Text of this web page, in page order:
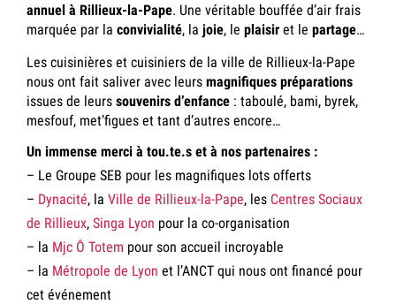
annuel à Rillieux-la-Pape. Une véritable bouffée d’air frais
marquée par la convivialité, la joie, le plaisir et le partage…
Les cuisinières et cuisiniers de la ville de Rillieux-la-Pape
nous ont fait saliver avec leurs magnifiques préparations
issues de leurs souvenirs d’enfance : taboulé, bami, byrek,
mesfouf, met’figues et tant d’autres encore…
Un immense merci à tou.te.s et à nos partenaires :
– Le Groupe SEB pour les magnifiques lots offerts
– Dynacité, la Ville de Rillieux-la-Pape, les Centres Sociaux
de Rillieux, Singa Lyon pour la co-organisation
– la Mjc Ô Totem pour son accueil incroyable
– la Métropole de Lyon et l’ANCT qui nous ont financé pour
cet événement